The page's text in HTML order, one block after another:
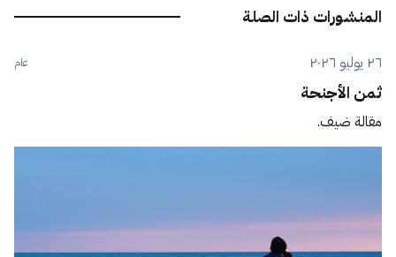
المنشورات ذات الصلة
٢٦ يوليو ٢٠٢٦ عام
ثمن الأجنحة
مقالة ضيف.